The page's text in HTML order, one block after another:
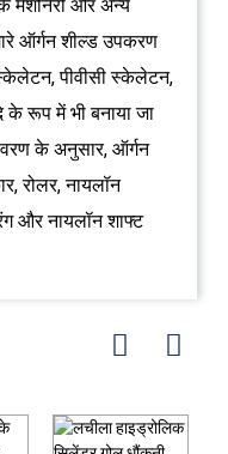
मशीनरी और अन्य
ऑर्गन शील्ड उपकरण
पीवीसी स्केलेटन,
रूप में भी बनाया जा
के अनुसार, ऑर्गन
रोलर, नायलॉन
और नायलॉन शाफ्ट